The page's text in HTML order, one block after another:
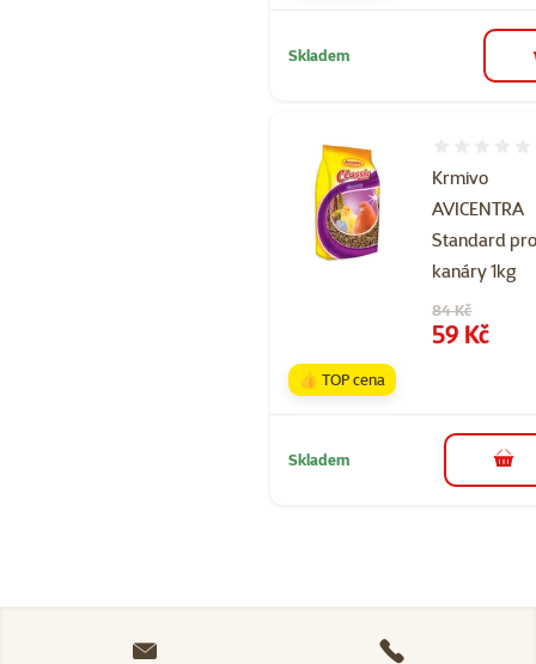
Skladem
Krmivo
AVICENTRA
Standard
kanáry 1kg
Původní cena
84 Kč
Cena
59 Kč
👍 TOP cena
Skladem do